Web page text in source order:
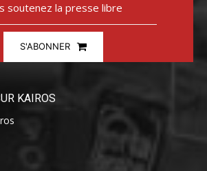
soutenez la presse libre
S'ABONNER
KAIROS